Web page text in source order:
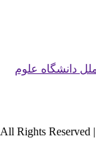
علوم